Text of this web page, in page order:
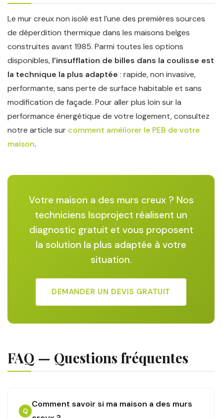
Le mur creux non isolé est l’une des premières sources
de déperdition thermique dans les maisons belges
construites avant 1985. Parmi toutes les options
disponibles, l’insufflation de billes dans la coulisse est
la technique la plus adaptée : rapide, non invasive,
performante, sans perte de surface habitable et sans
modification de façade. Pour aller plus loin sur la
performance énergétique de votre logement, consultez
notre article sur comment améliorer le PEB de votre
maison.
Votre maison a des murs creux ? Nos
techniciens Isoproject réalisent un
diagnostic gratuit et vous proposent
la solution la plus adaptée à votre
situation.
DEMANDER UN DEVIS GRATUIT
FAQ — Questions fréquentes
Q
Comment savoir si ma maison a des murs